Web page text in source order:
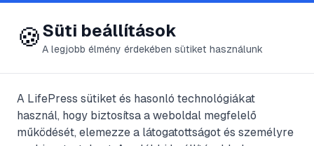
😍 LifePress
@JarosievitzZoltn
2025. április 24. · 3perc olvasás
🍪Süti beállítások
A legjobb élmény érdekében sütiket használunk
A LifePress sütiket és hasonló technológiákat
használ, hogy biztosítsa a weboldal megfelelő
működését, elemezze a látogatottságot és személyre